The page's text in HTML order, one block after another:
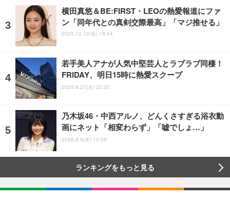
横田真悠＆BE:FIRST・LEOの熱愛報道にファ
ン「同年代との真剣交際最高」「マジ推せる」
2025.12.12(金) 18:44
若手美人アナが人気中堅芸人とラブラブ同棲！
FRIDAY、明日15時に熱愛スクープ
2025.8.27(水) 22:20
乃木坂46・中西アルノ、どんくさすぎる浴衣動
画にネット「相変わらず」「嘘でしょ…」
2026.8.6(木) 15:09
ランキングをもっと見る